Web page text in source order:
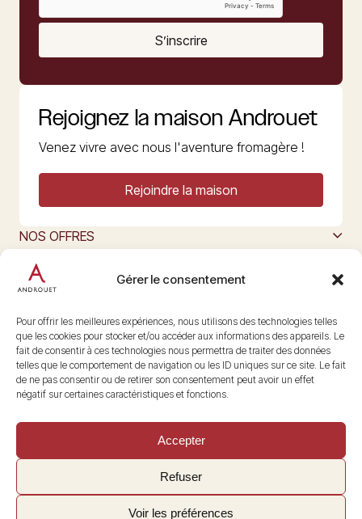
Gérer le consentement
Pour offrir les meilleures expériences, nous utilisons des technologies telles
que les cookies pour stocker et/ou accéder aux informations des appareils. Le
fait de consentir à ces technologies nous permettra de traiter des données
telles que le comportement de navigation ou les ID uniques sur ce site. Le fait
de ne pas consentir ou de retirer son consentement peut avoir un effet
négatif sur certaines caractéristiques et fonctions.
Accepter
Refuser
Voir les préférences
S’inscrire
Rejoignez la maison Androuet
Venez vivre avec nous l'aventure fromagère !
Rejoindre la maison
NOS OFFRES
L’ART DU FROMAGE
Nous suivre
@maisonandrouet
Copyright © 2026 Androuet
Site parMake the Grade